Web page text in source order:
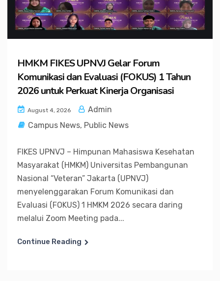
HMKM FIKES UPNVJ Gelar Forum
Komunikasi dan Evaluasi (FOKUS) 1 Tahun
2026 untuk Perkuat Kinerja Organisasi
August 4, 2026
Admin
Campus News, Public News
FIKES UPNVJ – Himpunan Mahasiswa Kesehatan
Masyarakat (HMKM) Universitas Pembangunan
Nasional “Veteran” Jakarta (UPNVJ)
menyelenggarakan Forum Komunikasi dan
Evaluasi (FOKUS) 1 HMKM 2026 secara daring
melalui Zoom Meeting pada...
Continue Reading